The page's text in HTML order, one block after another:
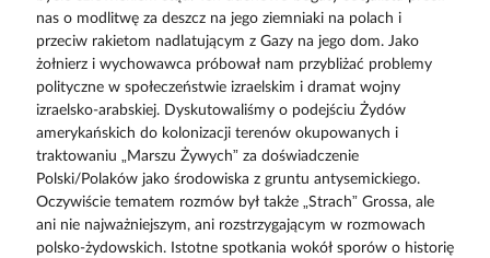
nas o modlitwę za deszcz na jego ziemniaki na polach i
przeciw rakietom nadlatującym z Gazy na jego dom. Jako
żołnierz i wychowawca próbował nam przybliżać problemy
polityczne w społeczeństwie izraelskim i dramat wojny
izraelsko-arabskiej. Dyskutowaliśmy o podejściu Żydów
amerykańskich do kolonizacji terenów okupowanych i
traktowaniu „Marszu Żywych” za doświadczenie
Polski/Polaków jako środowiska z gruntu antysemickiego.
Oczywiście tematem rozmów był także „Strach” Grossa, ale
ani nie najważniejszym, ani rozstrzygającym w rozmowach
polsko-żydowskich. Istotne spotkania wokół sporów o historię